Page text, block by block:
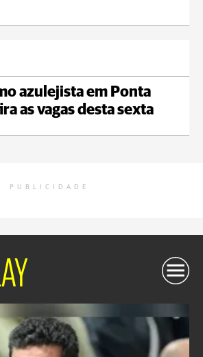
azulejista em Ponta
as vagas desta sexta
PUBLICIDADE